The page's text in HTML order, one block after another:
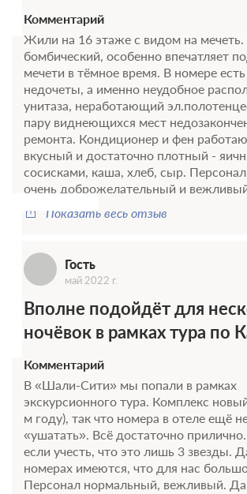
4 000
2 гостя
Моментальное подтверждение
В стоимость входит:
Основной тариф, Включен завтрак
При отмене оплата не возвращается
Требуется внесение предоплаты в
всего 8 предложений
Комментарий
Жили на 16 этаже с видом на мечеть.
бомбический, особенно впечатляет
мечети в тёмное время. В номере
недочеты, а именно неудобное
унитаза, неработающий
пару виднеющихся мест
ремонта. Кондиционер и фен
вкусный и достаточно плотный -
сосисками, каша, хлеб, сыр. Персонал
очень доброжелательный и
Показать весь отзыв
Гость
май 2022 г.
Вполне подойдёт для
ночёвок в рамках тура по
Комментарий
В «Шали-Сити» мы попали в рамках
экскурсионного тура. Комплекс
м году), так что номера в отеле ещё
«ушатать». Всё достаточно
если учесть, что это лишь 3 звезды.
номерах имеются, что для нас
Персонал нормальный, вежливый.